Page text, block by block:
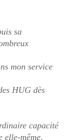
sa
mon service
HUG dès
capacité
elle-même,